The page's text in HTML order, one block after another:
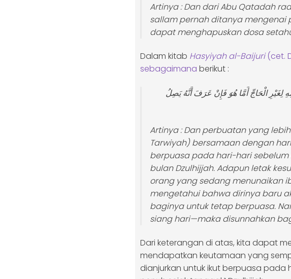
Artinya :Dan dari Abu Qatadah
sallam pernah ditanya mengenai
dapat menghapuskan dosa
Dalam kitab Hasyiyah al-Baijuri(cet.
sebagaimana berikut :
الْحَاجِّ أَمَّا هُوَ فَإِنْ عَرَفَ أَنَّهُ يَصِلُ
Artinya : Dan perbuatan yang
Tarwiyah) bersamaan dengan
berpuasa pada hari-hari
bulanDzulhijjah. Adapun letak
orang yang sedang menunaikan
mengetahui bahwa dirinya baru
baginya untuk tetap berpuasa.
siang hari—maka disunnahkan
Dari keterangan di atas, kita dapat
mendapatkan keutamaan yang
dianjurkan untuk ikut berpuasa pada